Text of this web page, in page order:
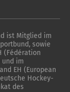
ist Mitglied im
sowie
(Fédération
im
EH (European
Hockey-
des